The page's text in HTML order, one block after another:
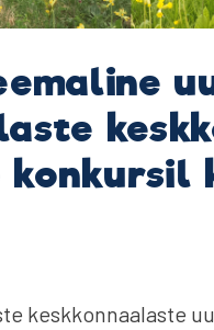
keskkonnaalaste